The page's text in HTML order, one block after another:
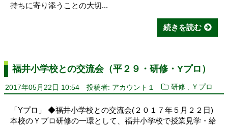
持ちに寄り添うことの大切...
続きを読む
福井小学校との交流会（平２９・研修・Yプロ）
2017年05月22日 10:54 投稿者: アカウント１ 研修 , Ｙプロ
「Yプロ」 ◆福井小学校との交流会(２０１７年５月２２日)
本校のＹプロ研修の一環として、福井小学校で授業見学・給